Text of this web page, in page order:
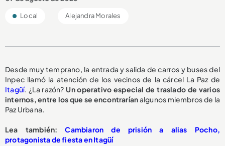
Local Alejandra Morales
Desde muy temprano, la entrada y salida de carros y buses del
Inpec llamó la atención de los vecinos de la cárcel La Paz de
Itagüí. ¿La razón? Un operativo especial de traslado de varios
internos, entre los que se encontraríanalgunos miembros de la
Paz Urbana.
Lea también:Cambiaron de prisión a alias Pocho,
protagonista de fiesta en Itagüí